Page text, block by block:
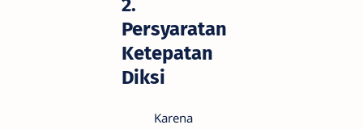
Persyaratan
Ketepatan
Diksi
Karena